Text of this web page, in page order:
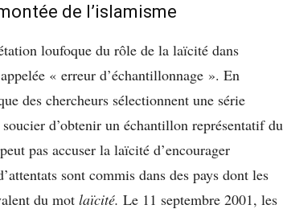
de l’islamisme
loufoque du rôle de la laïcité dans
« erreur d’échantillonnage ». En
des chercheurs sélectionnent une série
d’obtenir un échantillon représentatif du
pas accuser la laïcité d’encourager
sont commis dans des pays dont les
du mot laïcité. Le 11 septembre 2001, les